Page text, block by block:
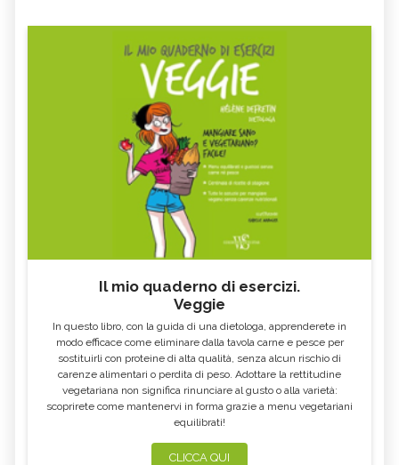
Il mio quaderno di esercizi.
Veggie
In questo libro, con la guida di una dietologa, apprenderete in
modo efficace come eliminare dalla tavola carne e pesce per
sostituirli con proteine di alta qualità, senza alcun rischio di
carenze alimentari o perdita di peso. Adottare la rettitudine
vegetariana non significa rinunciare al gusto o alla varietà:
scoprirete come mantenervi in forma grazie a menu vegetariani
equilibrati!
CLICCA QUI